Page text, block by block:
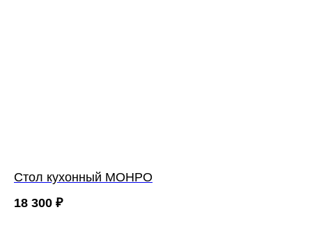
Cтол кухонный МОНРО
18 300 ₽